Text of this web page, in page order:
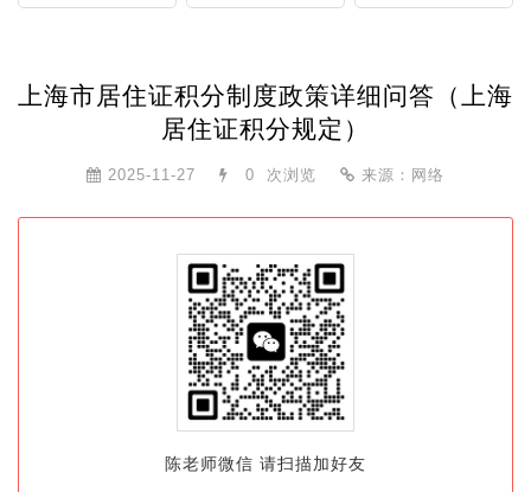
上海市居住证积分制度政策详细问答（上海
居住证积分规定）
2025-11-27 0 次浏览 来源：网络
陈老师微信 请扫描加好友